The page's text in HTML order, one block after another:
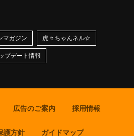
マガジン 虎々ちゃんネル☆
プデート情報
広告のご案内 採用情報
護方針 ガイドマップ